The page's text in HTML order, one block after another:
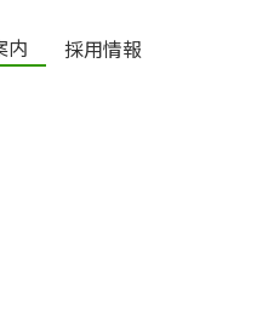
内 採用情報